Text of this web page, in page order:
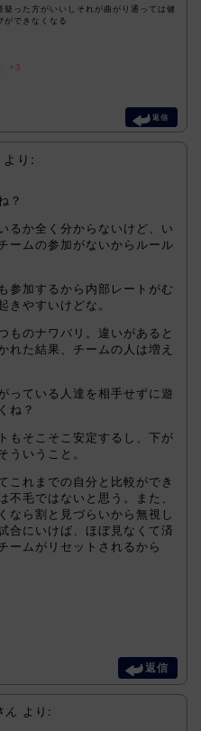
疑った方がいいしそれが曲がり通っては健
ができなくなる
+3
返信
より:
？
るか全く分からないけど、い
ームの参加がないからルール
参加するから内部レートがむ
きやすいけどな。
ものナワバリ。違いがあると
れた結果、チームの人は増え
っている人達を相手せずに遊
ね？
もそこそこ安定するし、下が
ういうこと。
これまでの自分と比較ができ
不毛ではないと思う。また、
なら割と見づらいから無視し
合にいけば、ほぼ見なくて済
ームがリセットされるから
返信
ん より: